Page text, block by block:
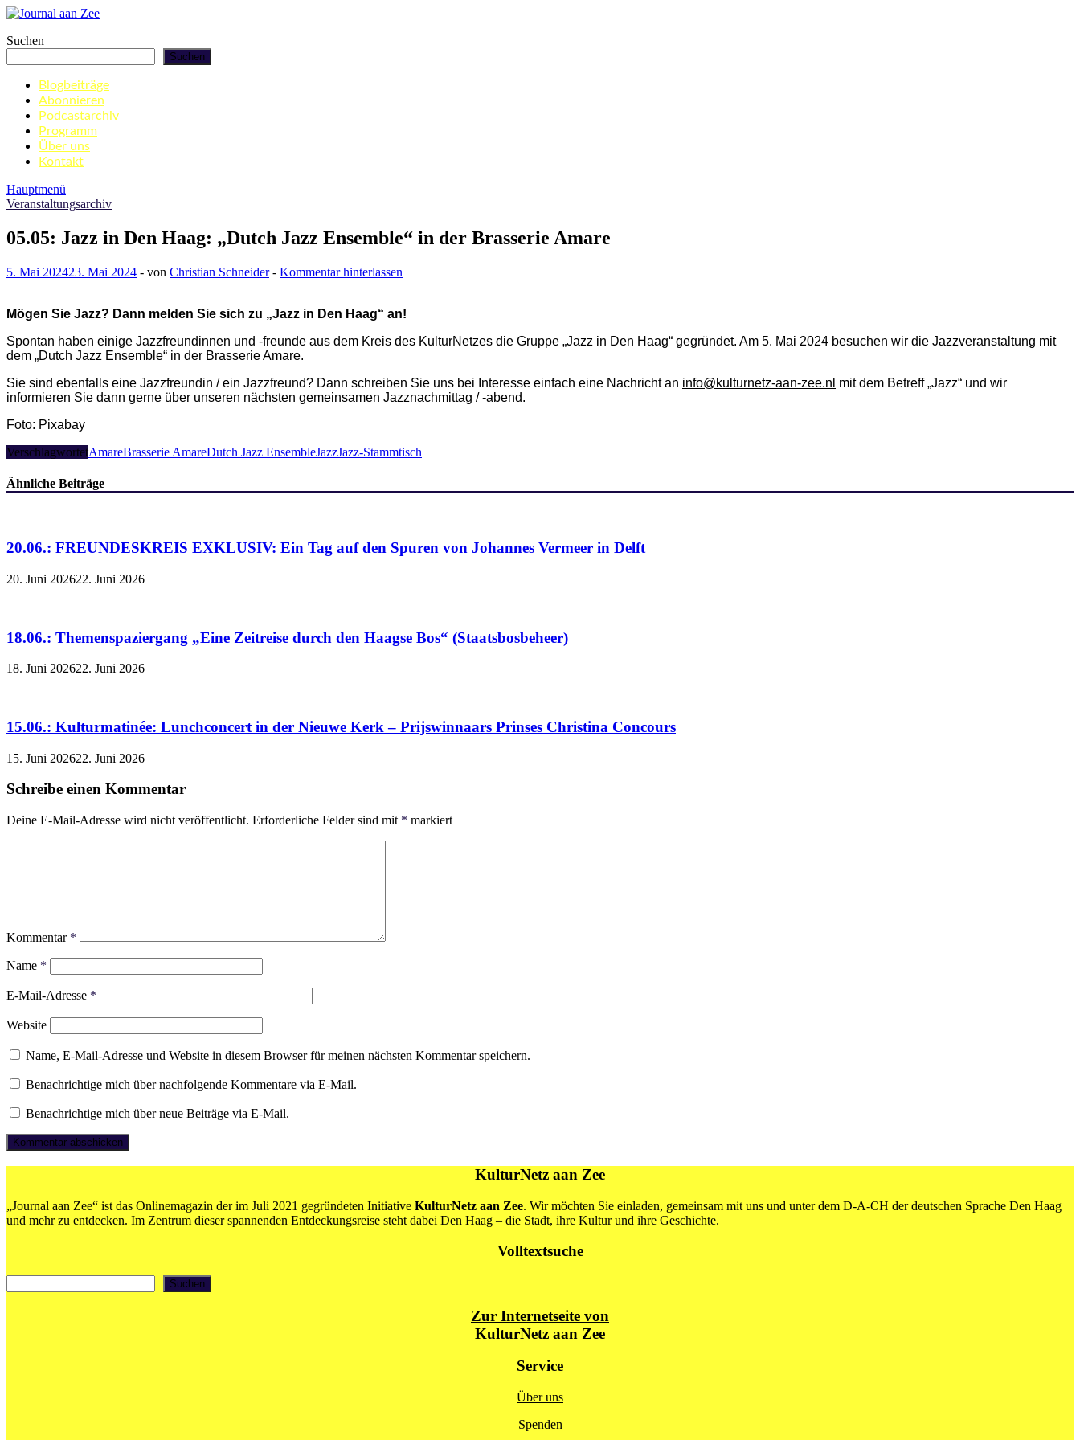
Zum
springen
Journal aan Zee
Suchen
Suchen
Blogbeiträge
Abonnieren
Podcastarchiv
Programm
Über uns
Kontakt
Hauptmenü
Veranstaltungsarchiv
05.05: Jazz in Den Haag: „Dutch Jazz Ensemble“ in der Brasserie Amare
5. Mai 202423. Mai 2024 - von Christian Schneider- Kommentar hinterlassen
Mögen Sie Jazz? Dann melden Sie sich zu „Jazz in Den Haag“ an!
Spontan haben einige Jazzfreundinnen und -freunde aus dem Kreis des KulturNetzes die Gruppe „Jazz in Den Haag“ gegründet. Am 5. Mai 2024 besuchen wir die Jazzveranstaltung mit
dem „Dutch Jazz Ensemble“ in der Brasserie Amare.
Sie sind ebenfalls eine Jazzfreundin / ein Jazzfreund? Dann schreiben Sie uns bei Interesse einfach eine Nachricht an info@kulturnetz-aan-zee.nl mit dem Betreff „Jazz“ und wir
informieren Sie dann gerne über unseren nächsten gemeinsamen Jazznachmittag / -abend.
Foto: Pixabay
VerschlagwortetAmareBrasserie AmareDutch Jazz EnsembleJazzJazz-Stammtisch
Ähnliche Beiträge
20.06.: FREUNDESKREIS EXKLUSIV: Ein Tag auf den Spuren von Johannes Vermeer in Delft
20. Juni 202622. Juni 2026
18.06.: Themenspaziergang „Eine Zeitreise durch den Haagse Bos“ (Staatsbosbeheer)
18. Juni 202622. Juni 2026
15.06.: Kulturmatinée: Lunchconcert in der Nieuwe Kerk – Prijswinnaars Prinses Christina Concours
15. Juni 202622. Juni 2026
Schreibe einen Kommentar
Deine E-Mail-Adresse wird nicht veröffentlicht. Erforderliche Felder sind mit * markiert
Kommentar *
Name *
E-Mail-Adresse *
Website
Name, E-Mail-Adresse und Website in diesem Browser für meinen nächsten Kommentar speichern.
Benachrichtige mich über nachfolgende Kommentare via E-Mail.
Benachrichtige mich über neue Beiträge via E-Mail.
KulturNetz aan Zee
„Journal aan Zee“ ist das Onlinemagazin der im Juli 2021 gegründeten Initiative KulturNetz aan Zee. Wir möchten Sie einladen, gemeinsam mit uns und unter dem D-A-CH der deutschen Sprache Den Haag
und mehr zu entdecken. Im Zentrum dieser spannenden Entdeckungsreise steht dabei Den Haag – die Stadt, ihre Kultur und ihre Geschichte.
Volltextsuche
Suchen
Zur Internetseite von
KulturNetz aan Zee
Service
Über uns
Spenden